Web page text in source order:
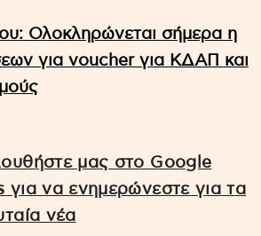
Ολοκληρώνεται σήμερα η
για voucher για ΚΔΑΠ και
μας στο Google
για να ενημερώνεστε για τα
νέα